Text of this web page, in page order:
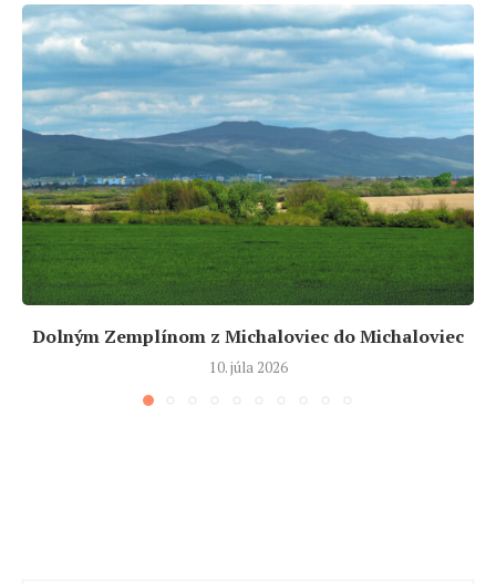
Dolným Zemplínom z Michaloviec do Michaloviec
10. júla 2026